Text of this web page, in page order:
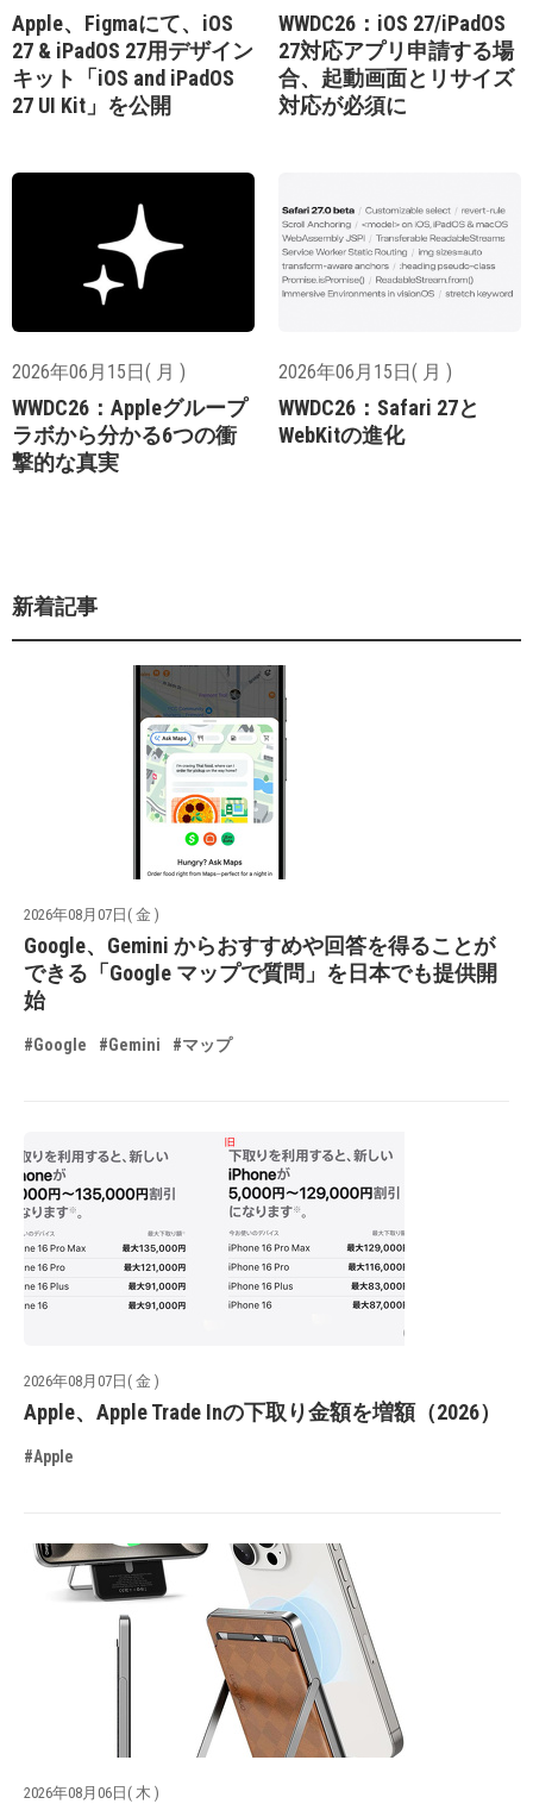
Apple、Figmaにて、iOS
27 & iPadOS 27用デザイン
キット「iOS and iPadOS
27 UI Kit」を公開
WWDC26：iOS 27/iPadOS
27対応アプリ申請する場
合、起動画面とリサイズ
対応が必須に
2026年06月15日( 月 )
WWDC26：Appleグループ
ラボから分かる6つの衝
撃的な真実
2026年06月15日( 月 )
WWDC26：Safari 27と
WebKitの進化
新着記事
2026年08月07日( 金 )
Google、Gemini からおすすめや回答を得ることが
できる「Google マップで質問」を日本でも提供開
始
#Google #Gemini #マップ
2026年08月07日( 金 )
Apple、Apple Trade Inの下取り金額を増額（2026）
#Apple
2026年08月06日( 木 )